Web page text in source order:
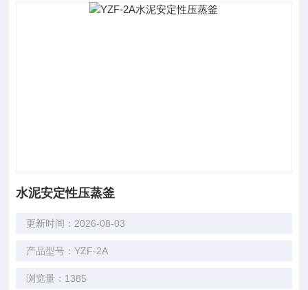
水泥安定性压蒸釜
更新时间：2026-08-03
产品型号：YZF-2A
浏览量：1385